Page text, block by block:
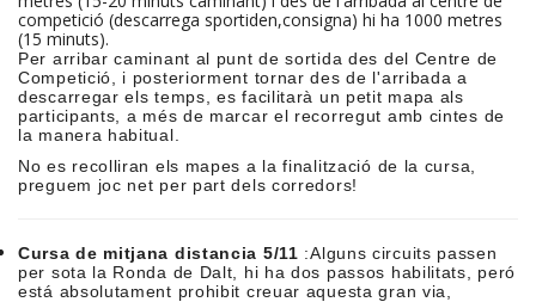
competició (descarrega sportiden,consigna) hi ha 1000 metres
(15 minuts).
Per arribar caminant al punt de sortida des del Centre de
Competició, i posteriorment tornar des de l'arribada a
descarregar els temps, es facilitarà un petit mapa als
participants, a més de marcar el recorregut amb cintes de
la manera habitual.
No es recolliran els mapes a la finalització de la cursa,
preguem joc net per part dels corredors!
Cursa de mitjana distancia 5/11 :Alguns circuits passen
per sota la Ronda de Dalt, hi ha dos passos habilitats, peró
está absolutament prohibit creuar aquesta gran via,